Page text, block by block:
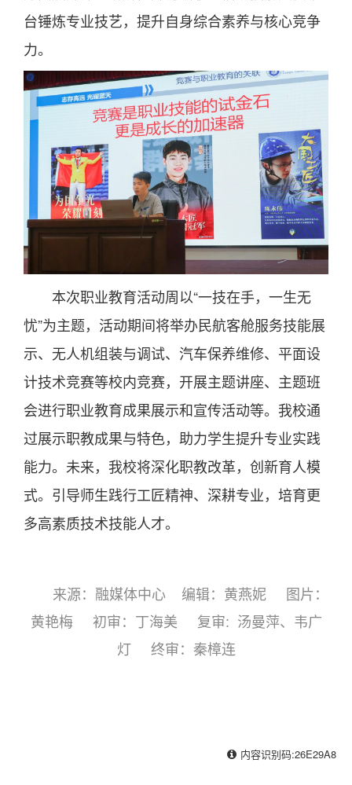
台锤炼专业技艺，提升自身综合素养与核心竞争
力。
本次职业教育活动周以“一技在手，一生无
忧”为主题，活动期间将举办民航客舱服务技能展
示、无人机组装与调试、汽车保养维修、平面设
计技术竞赛等校内竞赛，开展主题讲座、主题班
会进行职业教育成果展示和宣传活动等。我校通
过展示职教成果与特色，助力学生提升专业实践
能力。未来，我校将深化职教改革，创新育人模
式。引导师生践行工匠精神、深耕专业，培育更
多高素质技术技能人才。
来源：融媒体中心 编辑：黄燕妮 图片：
黄艳梅 初审：丁海美 复审: 汤曼萍、韦广
灯 终审：秦樟连
内容识别码:26E29A8